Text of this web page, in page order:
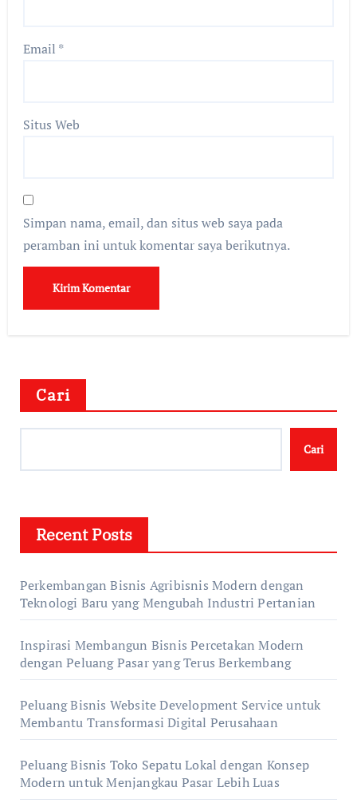
Email *
Situs Web
Simpan nama, email, dan situs web saya pada
peramban ini untuk komentar saya berikutnya.
Cari
Cari
Recent Posts
Perkembangan Bisnis Agribisnis Modern dengan
Teknologi Baru yang Mengubah Industri Pertanian
Inspirasi Membangun Bisnis Percetakan Modern
dengan Peluang Pasar yang Terus Berkembang
Peluang Bisnis Website Development Service untuk
Membantu Transformasi Digital Perusahaan
Peluang Bisnis Toko Sepatu Lokal dengan Konsep
Modern untuk Menjangkau Pasar Lebih Luas